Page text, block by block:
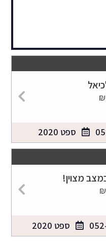
ספט 2020
מצוין!
ספט 2020